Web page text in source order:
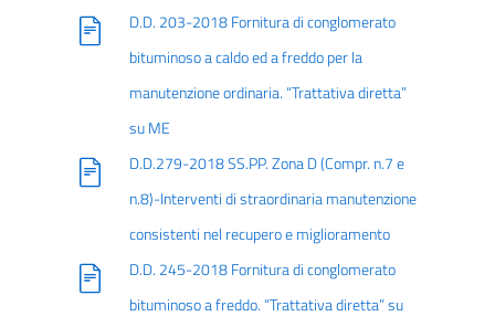
D.D. 203-2018 Fornitura di conglomerato
bituminoso a caldo ed a freddo per la
manutenzione ordinaria. “Trattativa diretta”
su ME
D.D.279-2018 SS.PP. Zona D (Compr. n.7 e
n.8)-Interventi di straordinaria manutenzione
consistenti nel recupero e miglioramento
D.D. 245-2018 Fornitura di conglomerato
bituminoso a freddo. “Trattativa diretta” su